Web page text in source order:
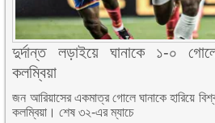
দুর্দান্ত লড়াইয়ে ঘানাকে ১-০
কলম্বিয়া
জন আরিয়াসের একমাত্র গোলে ঘানাকে হারিয়ে
কলম্বিয়া। শেষ ৩২-এর ম্যাচে